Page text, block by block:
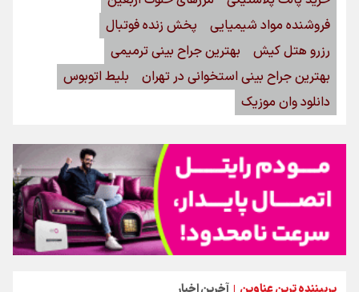
|
فروشنده مواد شیمیایی
پخش زنده فوتبال
رزرو هتل کیش
بهترین جراح بینی ترمیمی
بهترین جراح بینی استخوانی در تهران
بلیط اتوبوس
دانلود وان موزیک